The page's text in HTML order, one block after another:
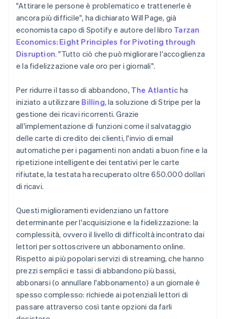
"Attirare le persone è problematico e trattenerle è
ancora più difficile", ha dichiarato Will Page, già
economista capo di Spotify e autore del libro Tarzan
Economics: Eight Principles for Pivoting through
Disruption. "Tutto ciò che può migliorare l'accoglienza
e la fidelizzazione vale oro per i giornali".
Per ridurre il tasso di abbandono, The Atlantic ha
iniziato a utilizzare Billing, la soluzione di Stripe per la
gestione dei ricavi ricorrenti. Grazie
all'implementazione di funzioni come il salvataggio
delle carte di credito dei clienti, l'invio di email
automatiche per i pagamenti non andati a buon fine e la
ripetizione intelligente dei tentativi per le carte
rifiutate, la testata ha recuperato oltre 650.000 dollari
di ricavi.
Questi miglioramenti evidenziano un fattore
determinante per l'acquisizione e la fidelizzazione: la
complessità, ovvero il livello di difficoltà incontrato dai
lettori per sottoscrivere un abbonamento online.
Rispetto ai più popolari servizi di streaming, che hanno
prezzi semplici e tassi di abbandono più bassi,
abbonarsi (o annullare l'abbonamento) a un giornale è
spesso complesso: richiede ai potenziali lettori di
passare attraverso così tante opzioni da farli